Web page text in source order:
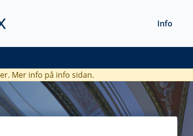
Info
Mer info på info sidan.